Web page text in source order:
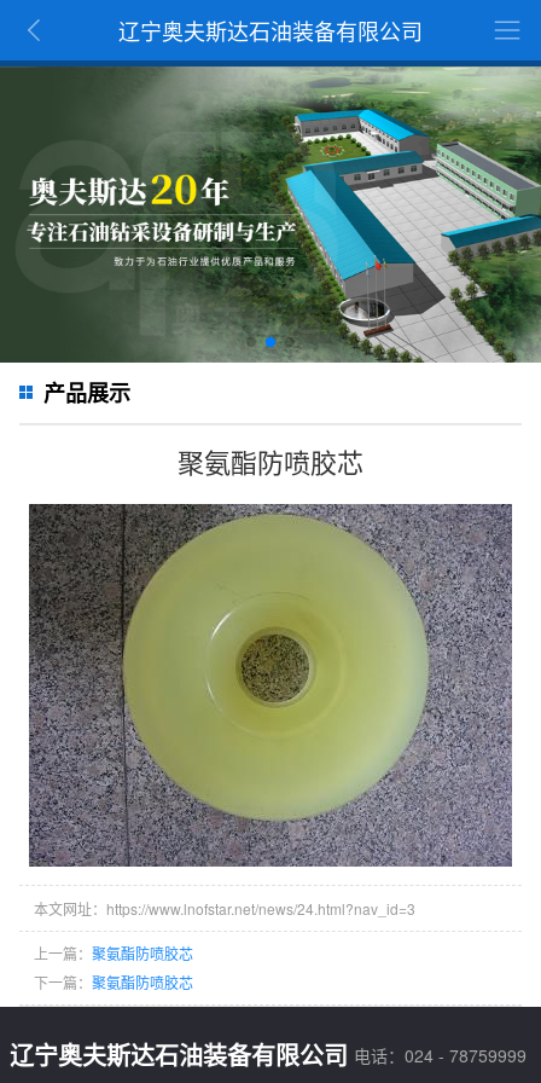
辽宁奥夫斯达石油装备有限公司
产品展示
聚氨酯防喷胶芯
本文网址：https://www.lnofstar.net/news/24.html?nav_id=3
上一篇： 聚氨酯防喷胶芯
下一篇： 聚氨酯防喷胶芯
辽宁奥夫斯达石油装备有限公司 电话：024 - 78759999